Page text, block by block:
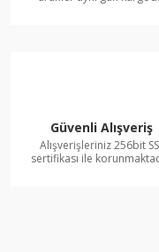
Güvenli Alışveriş
Alışverişleriniz 256bit
sertifikası ile